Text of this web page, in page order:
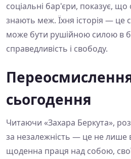
соціальні бар'єри, показує,
знають меж. Їхня історія — це
може бути рушійною силою в
справедливість і свободу.
сьогодення
Читаючи «Захара Беркута»,
за незалежність — це не лише
щоденна праця над собою,